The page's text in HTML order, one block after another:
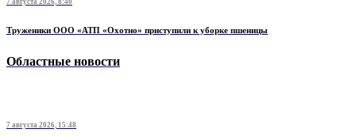
7 августа 2026, 8:40
Труженики ООО «АТП «Охотно» приступили к уборке пшеницы
Областные новости
7 августа 2026, 15:48